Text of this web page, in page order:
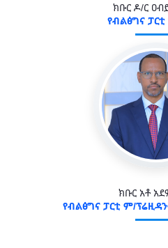
ክቡር ዶ/ር
የብልፅግና
ክቡር አቶ
የብልፅግና ፓርቲ ም/